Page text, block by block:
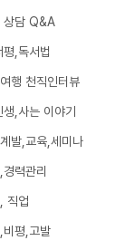
상담 Q&A
평,독서법
행 천직인터뷰
생,사는 이야기
발,교육,세미나
력관리
직업
비평,고발